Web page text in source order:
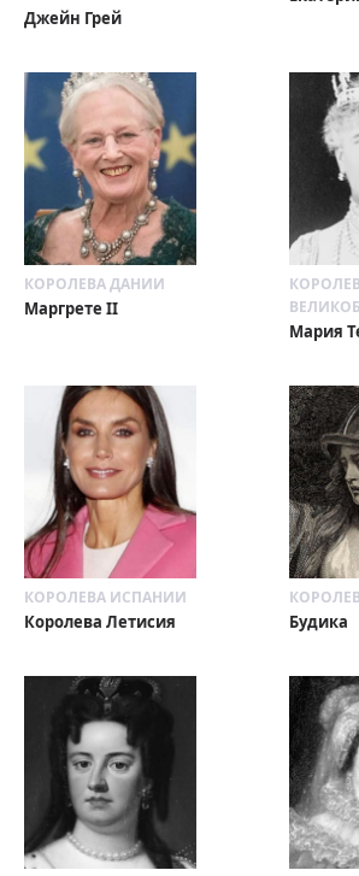
Джейн Грей
КОРОЛЕВА ДАНИИ
Маргрете II
Мария
КОРОЛЕВА ИСПАНИИ
Королева Летисия Будика